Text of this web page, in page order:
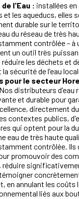
l'Eau : installées
et les aqueducs, elles
durable sur le
du réseau de très
contrôlée – à
un outil très
les déchets et
sécurité de l'eau
pour le secteur
Nos distributeurs d'eau
et durable pour
directement
contextes publics,
qui optent pour la
eau de très haute
contrôlée.
promouvoir des
réduire
en annulant les
liés aux